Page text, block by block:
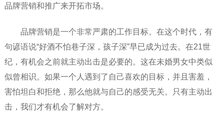
品牌营销和推广来开拓市场。
品牌营销是一个非常严肃的工作目标。在这个时代，有
句谚语说“好酒不怕巷子深，孩子深”早已成为过去。在21世
纪，有机会之前就主动出击是必要的。这在未婚男女中类似
似曾相识。如果一个人遇到了自己喜欢的目标，并且害羞，
害怕坦白和拒绝，那么他就与自己的感受无关。只有主动出
击，我们才有机会了解对方。